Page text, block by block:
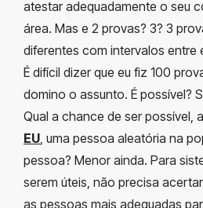
atestar adequadamente o seu
área. Mas e 2 provas? 3? 3
diferentes com intervalos entre
É difícil dizer que eu fiz 100
domino o assunto. É possível?
Qual a chance de ser possível,
EU, uma pessoa aleatória na
pessoa? Menor ainda. Para
serem úteis, não precisa
as pessoas mais adequadas